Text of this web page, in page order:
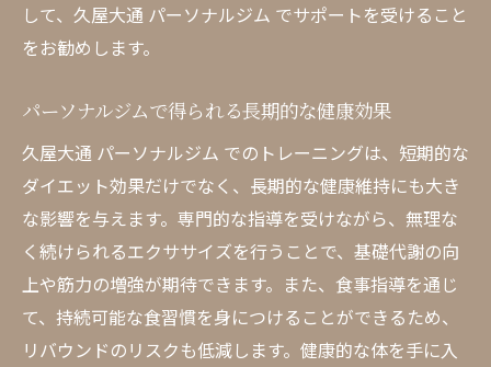
して、久屋大通 パーソナルジム でサポートを受けること
をお勧めします。
パーソナルジムで得られる長期的な健康効果
久屋大通 パーソナルジム でのトレーニングは、短期的な
ダイエット効果だけでなく、長期的な健康維持にも大き
な影響を与えます。専門的な指導を受けながら、無理な
く続けられるエクササイズを行うことで、基礎代謝の向
上や筋力の増強が期待できます。また、食事指導を通じ
て、持続可能な食習慣を身につけることができるため、
リバウンドのリスクも低減します。健康的な体を手に入